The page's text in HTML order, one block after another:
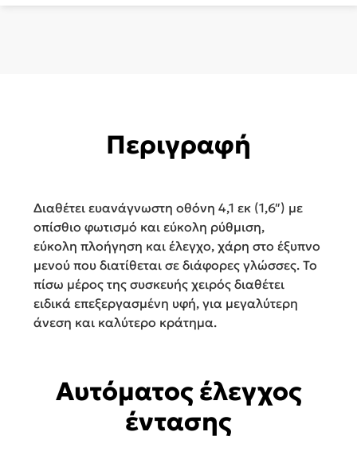
Περιγραφή
Διαθέτει ευανάγνωστη οθόνη 4,1 εκ (1,6″) με
οπίσθιο φωτισμό και εύκολη ρύθμιση,
εύκολη πλοήγηση και έλεγχο, χάρη στο έξυπνο
μενού που διατίθεται σε διάφορες γλώσσες. Το
πίσω μέρος της συσκευής χειρός διαθέτει
ειδικά επεξεργασμένη υφή, για μεγαλύτερη
άνεση και καλύτερο κράτημα.
Αυτόματος έλεγχος
έντασης